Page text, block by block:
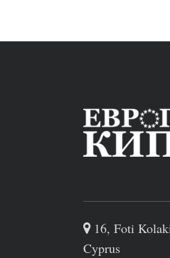
16, Foti
Cyprus